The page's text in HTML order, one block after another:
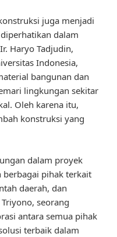
juga menjadi
dalam
Haryo Tadjudin,
Indonesia,
bangunan dan
lingkungan sekitar
Oleh karena itu,
konstruksi yang
dalam proyek
pihak terkait
daerah, dan
seorang
antara semua pihak
terbaik dalam